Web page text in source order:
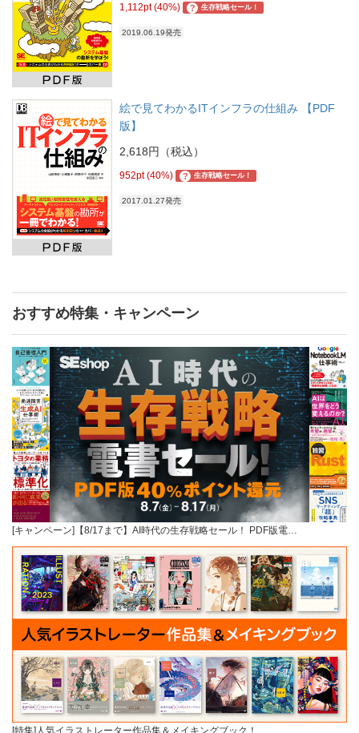
1,112pt (40%) ? 生存戦略セール！
2019.06.19発売
絵で見てわかるITインフラの仕組み 【PDF
版】
2,618円（税込）
952pt (40%) ? 生存戦略セール！
2017.01.27発売
おすすめ特集・キャンペーン
[キャンペーン]【8/17まで】AI時代の生存戦略セール！ PDF版電…
[特集]人気イラストレーター作品集＆メイキングブック！